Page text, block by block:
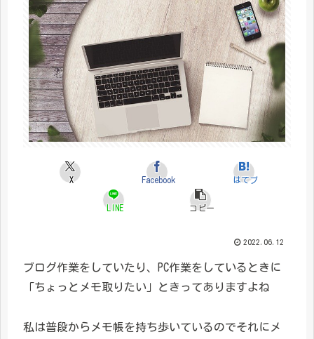
X Facebook はてブ
LINE コピー
2022.06.12
ブログ作業をしていたり、PC作業をしているときに
「ちょっとメモ取りたい」ときってありますよね
私は普段からメモ帳を持ち歩いているのでそれにメ